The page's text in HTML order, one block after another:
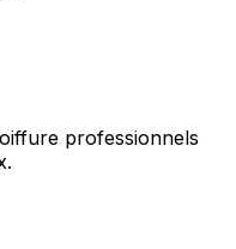
professionnels